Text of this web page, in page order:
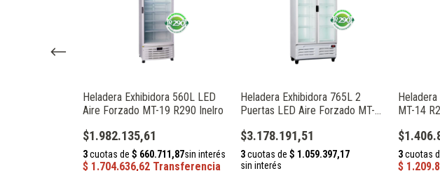
Heladera Exhibidora 560L LED
Aire Forzado MT-19 R290 Inelro
$1.982.135,61
Heladera Exhibidora 765L 2
Puertas LED Aire Forzado MT-26
$3.178.191,51
MT-14